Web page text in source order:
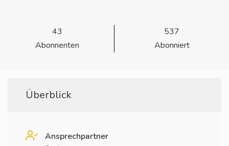
43
Abonnenten
537
Abonniert
Überblick
Ansprechpartner